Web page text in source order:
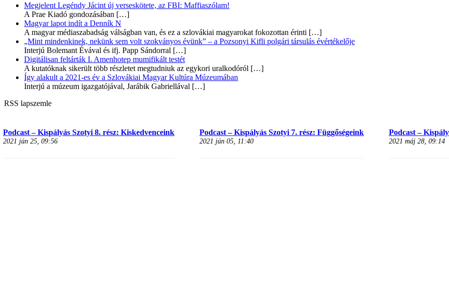
Megjelent Legéndy Jácint új verseskötete, az FBI: Maffiaszólam!
A Prae Kiadó gondozásában […]
Magyar lapot indít a Denník N
A magyar médiaszabadság válságban van, és ez a szlovákiai magyarokat fokozottan érinti […]
„Mint mindenkinek, nekünk sem volt szokványos évünk” – a Pozsonyi Kifli polgári társulás évértékelője
Interjú Bolemant Évával és ifj. Papp Sándorral […]
Digitálisan feltárták I. Amenhotep mumifikált testét
A kutatóknak sikerült több részletet megtudniuk az egykori uralkodóról […]
Így alakult a 2021-es év a Szlovákiai Magyar Kultúra Múzeumában
Interjú a múzeum igazgatójával, Jarábik Gabriellával […]
RSS lapszemle
Podcast – Kispályás Szotyi 8. rész: Kiskedvenceink
2021 jún 25, 09:56
Podcast – Kispályás Szotyi 7. rész: Függőségeink
2021 jún 05, 11:40
Podcast –
2021 máj 28, 09:14